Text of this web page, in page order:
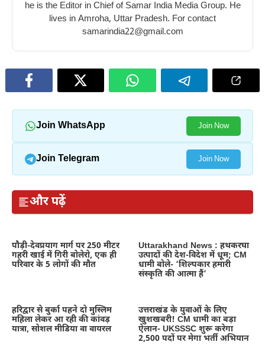
he is the Editor in Chief of Samar India Media Group. He
lives in Amroha, Uttar Pradesh. For contact
samarindia22@gmail.com
Join WhatsApp Join Now
Join Telegram Join Now
और पढ़ें
पौड़ी-देवप्रयाग मार्ग पर 250 मीटर
गहरी खाई में गिरी बोलेरो, एक ही
परिवार के 5 लोगों की मौत
Uttarakhand News : हथकरघा
उत्पादों की देश-विदेश में धूम; CM
धामी बोले- ‘शिल्पकार हमारी
संस्कृति की आत्मा हैं’
हरिद्वार से बुर्का पहने दो मुस्लिम
महिला लेकर आ रही की कांवड़
यात्रा, सोशल मीडिया वा वायरल
उत्तराखंड के युवाओं के लिए
खुशखबरी! CM धामी का बड़ा
ऐलान- UKSSSC शुरू करेगा
2,500 पदों पर मेगा भर्ती अभियान